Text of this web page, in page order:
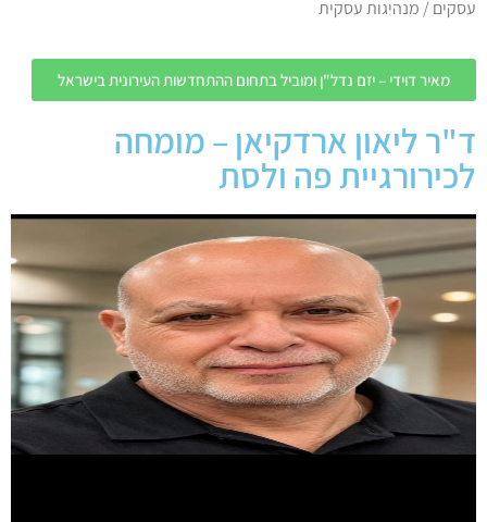
עסקים / מנהיגות עסקית
מאיר דוידי – יזם נדל"ן ומוביל בתחום ההתחדשות העירונית בישראל
ד"ר ליאון ארדקיאן – מומחה
לכירורגיית פה ולסת